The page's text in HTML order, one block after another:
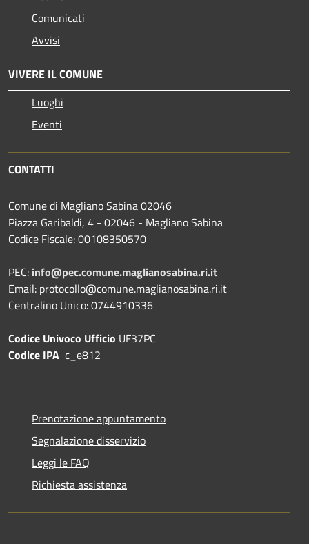
Comunicati
Avvisi
VIVERE IL COMUNE
Luoghi
Eventi
CONTATTI
Comune di Magliano Sabina 02046
Piazza Garibaldi, 4 - 02046 - Magliano Sabina
Codice Fiscale: 00108350570
PEC: info@pec.comune.maglianosabina.ri.it
Email: protocollo@comune.maglianosabina.ri.it
Centralino Unico: 0744910336
Codice Univoco Ufficio UF37PC
Codice IPA c_e812
Prenotazione appuntamento
Segnalazione disservizio
Leggi le FAQ
Richiesta assistenza